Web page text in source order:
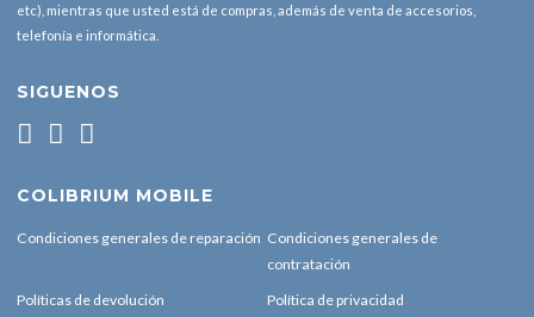
etc), mientras que usted está de compras, además de venta de accesorios,
telefonía e informática.
SIGUENOS
COLIBRIUM MOBILE
Condiciones generales de reparación Condiciones generales de
contratación
Políticas de devolución Política de privacidad